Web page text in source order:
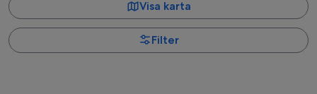
Visa karta
Filter